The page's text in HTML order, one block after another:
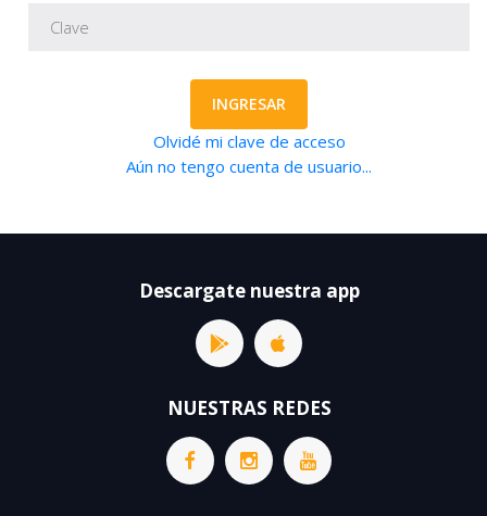
INGRESAR
Olvidé mi clave de acceso
Aún no tengo cuenta de usuario...
Descargate nuestra app
NUESTRAS REDES